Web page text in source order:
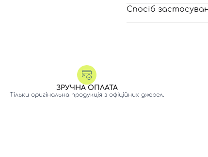
Спосіб
ЗРУЧНА ОПЛАТА
Тільки оригінальна продукція з офіційних джерел.